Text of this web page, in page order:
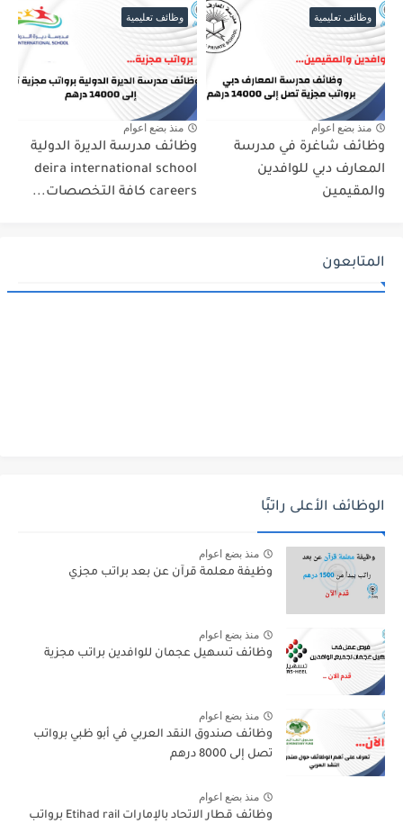
وظائف تعليمية
منذ بضع اعوام
وظائف شاغرة في مدرسة
المعارف دبي للوافدين
والمقيمين
وظائف تعليمية
منذ بضع اعوام
وظائف مدرسة الديرة الدولية
deira international school
careers كافة التخصصات...
المتابعون
الوظائف الأعلى راتبًا
منذ بضع اعوام
وظيفة معلمة قرآن عن بعد براتب مجزي
منذ بضع اعوام
وظائف تسهيل عجمان للوافدين براتب مجزية
منذ بضع اعوام
وظائف صندوق النقد العربي في أبو ظبي برواتب
تصل إلى 8000 درهم
منذ بضع اعوام
وظائف قطار الاتحاد بالإمارات Etihad rail برواتب